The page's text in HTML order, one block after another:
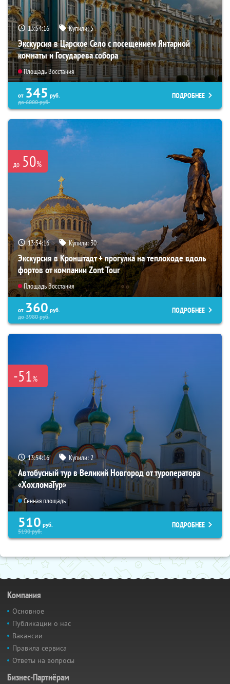
13:54:14 Купили:5
Экскурсия в Царское Село с посещением Янтарной
комнаты и Государева собора
Площадь Восстания
от 345 руб.
до6000руб.
ПОДРОБНЕЕ
до 50%
13:54:14 Купили:30
Экскурсия в Кронштадт + прогулка на теплоходе вдоль
фортов от компании Zont Tour
Площадь Восстания
от 360 руб.
до3980руб.
ПОДРОБНЕЕ
-51%
13:54:14 Купили:2
Автобусный тур в Великий Новгород от туроператора
«ХохломаТур»
Сенная площадь
510 руб.
5190руб.
ПОДРОБНЕЕ
Компания
Основное
Публикации о нас
Вакансии
Правила сервиса
Ответы на вопросы
Бизнес-Партнёрам